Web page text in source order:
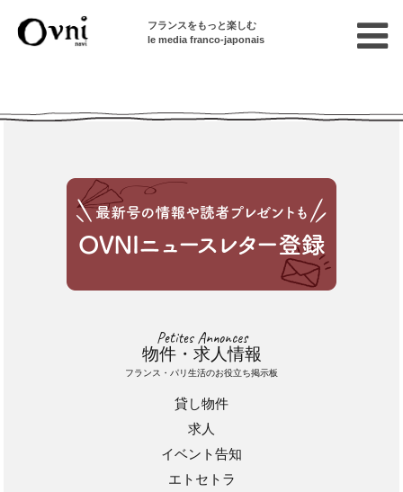
フランスをもっと楽しむ
le media franco-japonais
Petites Annonces
物件・求人情報
フランス・パリ生活のお役立ち掲示板
貸し物件
求人
イベント告知
エトセトラ